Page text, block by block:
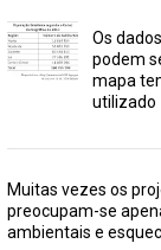
Os
podem
mapa
utilizado
Muitas vezes os
preocupam-se
ambientais e